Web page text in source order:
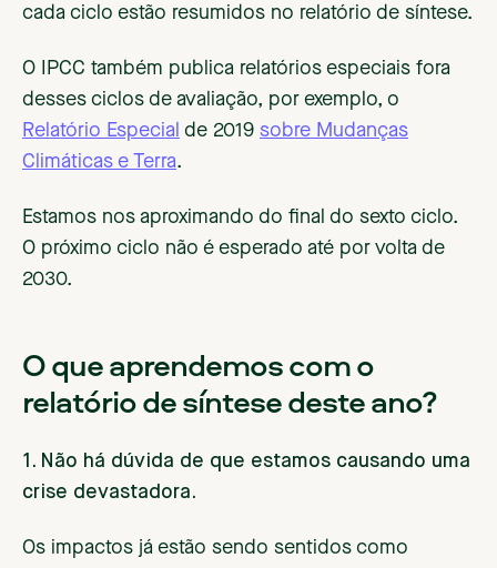
cada ciclo estão resumidos no relatório de síntese.
O IPCC também publica relatórios especiais fora
desses ciclos de avaliação, por exemplo, o
Relatório Especial de 2019 sobre Mudanças
Climáticas e Terra.
Estamos nos aproximando do final do sexto ciclo.
O próximo ciclo não é esperado até por volta de
2030.
O que aprendemos com o
relatório de síntese deste ano?
1. Não há dúvida de que estamos causando uma
crise devastadora.
Os impactos já estão sendo sentidos como